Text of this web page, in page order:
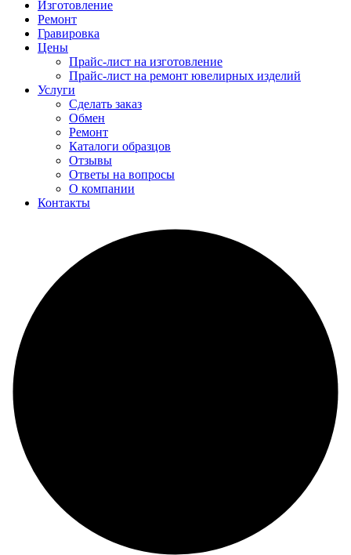
Изготовление
Ремонт
Гравировка
Цены
Прайс-лист на изготовление
Прайс-лист на ремонт ювелирных изделий
Услуги
Сделать заказ
Обмен
Ремонт
Каталоги образцов
Отзывы
Ответы на вопросы
О компании
Контакты